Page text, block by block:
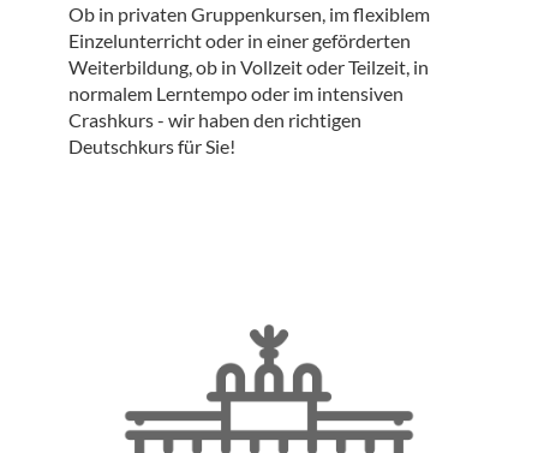
Ob in privaten Gruppenkursen, im flexiblem
Einzelunterricht oder in einer geförderten
Weiterbildung, ob in Vollzeit oder Teilzeit, in
normalem Lerntempo oder im intensiven
Crashkurs - wir haben den richtigen
Deutschkurs für Sie!